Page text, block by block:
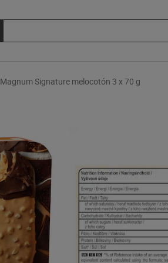
Magnum Signature melocotón 3 x 70 g